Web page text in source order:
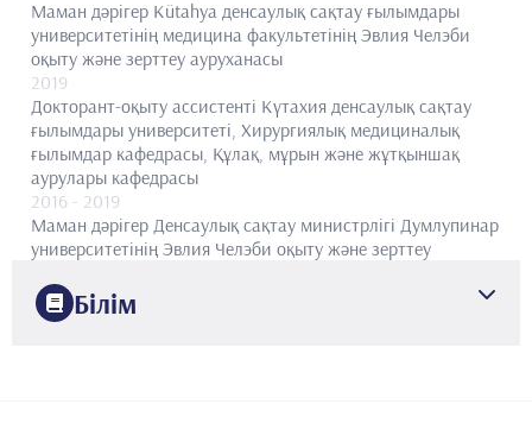
Маман дәрігер Кütahya денсаулық сақтау ғылымдары
университетінің медицина факультетінің Эвлия Челэби
оқыту және зерттеу ауруханасы
2019
Докторант-оқыту ассистенті Күтахия денсаулық сақтау
ғылымдары университеті, Хирургиялық медициналық
ғылымдар кафедрасы, Құлақ, мұрын және жұтқыншақ
аурулары кафедрасы
2016 - 2019
Маман дәрігер Денсаулық сақтау министрлігі Думлупинар
университетінің Эвлия Челэби оқыту және зерттеу
2014- 2016
Маман дәрігер
Білім